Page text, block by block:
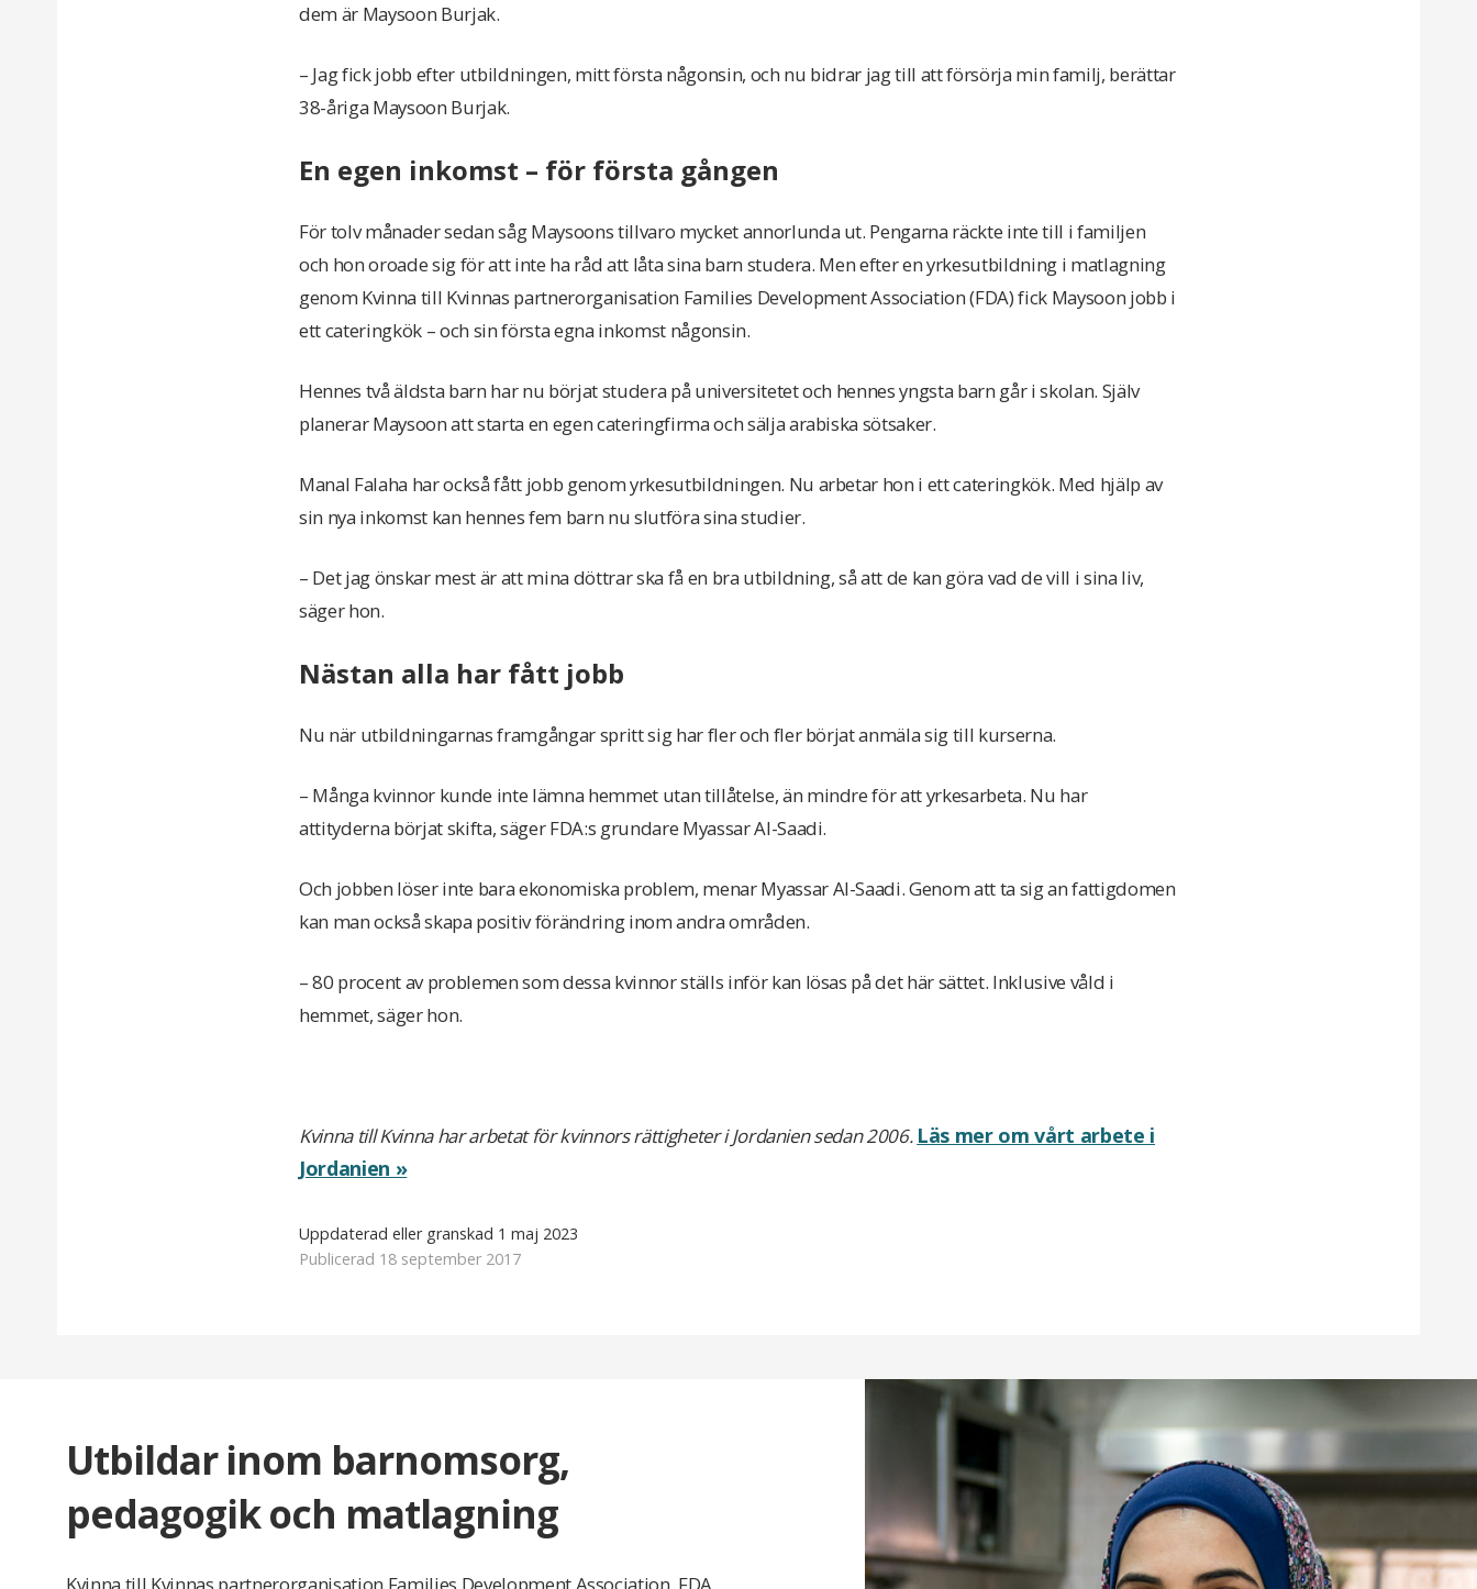
dem är Maysoon Burjak.
– Jag fick jobb efter utbildningen, mitt första någonsin, och nu bidrar jag till att försörja min familj, berättar
38-åriga Maysoon Burjak.
En egen inkomst – för första gången
För tolv månader sedan såg Maysoons tillvaro mycket annorlunda ut. Pengarna räckte inte till i familjen
och hon oroade sig för att inte ha råd att låta sina barn studera. Men efter en yrkesutbildning i matlagning
genom Kvinna till Kvinnas partnerorganisation Families Development Association (FDA) fick Maysoon jobb i
ett cateringkök – och sin första egna inkomst någonsin.
Hennes två äldsta barn har nu börjat studera på universitetet och hennes yngsta barn går i skolan. Själv
planerar Maysoon att starta en egen cateringfirma och sälja arabiska sötsaker.
Manal Falaha har också fått jobb genom yrkesutbildningen. Nu arbetar hon i ett cateringkök. Med hjälp av
sin nya inkomst kan hennes fem barn nu slutföra sina studier.
– Det jag önskar mest är att mina döttrar ska få en bra utbildning, så att de kan göra vad de vill i sina liv,
säger hon.
Nästan alla har fått jobb
Nu när utbildningarnas framgångar spritt sig har fler och fler börjat anmäla sig till kurserna.
– Många kvinnor kunde inte lämna hemmet utan tillåtelse, än mindre för att yrkesarbeta. Nu har
attityderna börjat skifta, säger FDA:s grundare Myassar Al-Saadi.
Och jobben löser inte bara ekonomiska problem, menar Myassar Al-Saadi. Genom att ta sig an fattigdomen
kan man också skapa positiv förändring inom andra områden.
– 80 procent av problemen som dessa kvinnor ställs inför kan lösas på det här sättet. Inklusive våld i
hemmet, säger hon.
Kvinna till Kvinna har arbetat för kvinnors rättigheter i Jordanien sedan 2006. Läs mer om vårt arbete i
Jordanien »
Uppdaterad eller granskad 1 maj 2023
Publicerad 18 september 2017
Utbildar inom barnomsorg,
pedagogik och matlagning
Kvinna till Kvinnas partnerorganisation Families Development Association, FDA